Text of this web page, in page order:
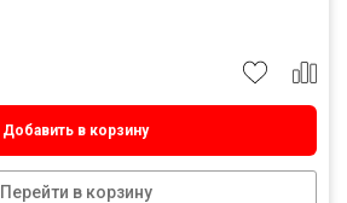
Добавить в корзину
Перейти в корзину